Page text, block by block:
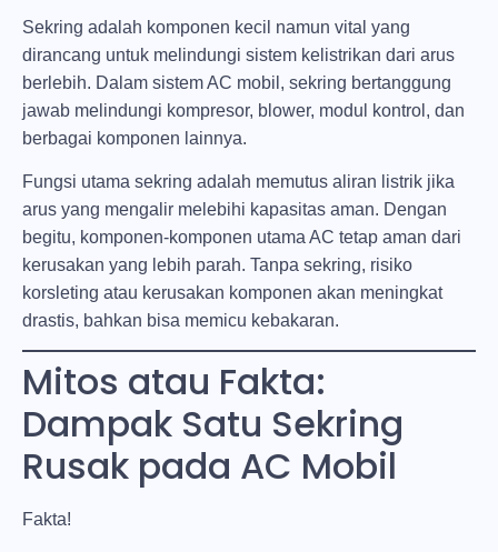
Sekring adalah komponen kecil namun vital yang
dirancang untuk melindungi sistem kelistrikan dari arus
berlebih. Dalam sistem AC mobil, sekring bertanggung
jawab melindungi kompresor, blower, modul kontrol, dan
berbagai komponen lainnya.
Fungsi utama sekring adalah memutus aliran listrik jika
arus yang mengalir melebihi kapasitas aman. Dengan
begitu, komponen-komponen utama AC tetap aman dari
kerusakan yang lebih parah. Tanpa sekring, risiko
korsleting atau kerusakan komponen akan meningkat
drastis, bahkan bisa memicu kebakaran.
Mitos atau Fakta:
Dampak Satu Sekring
Rusak pada AC Mobil
Fakta!